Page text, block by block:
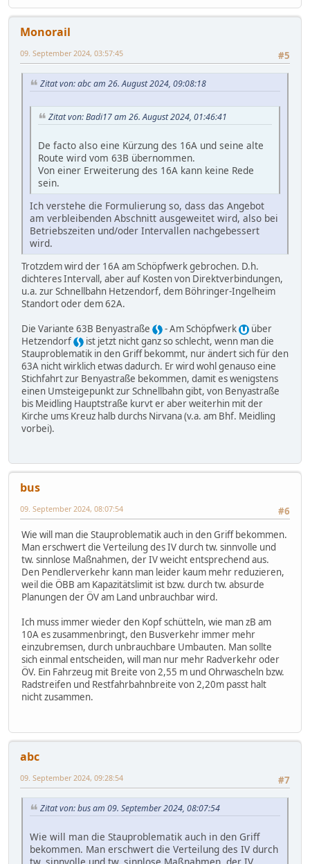
Monorail
#5
09. September 2024, 03:57:45
Zitat von: abc am 26. August 2024, 09:08:18
Zitat von: Badi17 am 26. August 2024, 01:46:41
De facto also eine Kürzung des 16A und seine alte
Route wird vom 63B übernommen.
Von einer Erweiterung des 16A kann keine Rede
sein.
Ich verstehe die Formulierung so, dass das Angebot
am verbleibenden Abschnitt ausgeweitet wird, also bei
Betriebszeiten und/oder Intervallen nachgebessert
wird.
Trotzdem wird der 16A am Schöpfwerk gebrochen. D.h.
dichteres Intervall, aber auf Kosten von Direktverbindungen,
u.a. zur Schnellbahn Hetzendorf, dem Böhringer-Ingelheim
Standort oder dem 62A.
Die Variante 63B Benyastraße
- Am Schöpfwerk
über
Hetzendorf
ist jetzt nicht ganz so schlecht, wenn man die
Stauproblematik in den Griff bekommt, nur ändert sich für den
63A nicht wirklich etwas dadurch. Er wird wohl genauso eine
Stichfahrt zur Benyastraße bekommen, damit es wenigstens
einen Umsteigepunkt zur Schnellbahn gibt, von Benyastraße
bis Meidling Hauptstraße kurvt er aber weiterhin mit der
Kirche ums Kreuz halb durchs Nirvana (v.a. am Bhf. Meidling
vorbei).
bus
#6
09. September 2024, 08:07:54
Wie will man die Stauproblematik auch in den Griff bekommen.
Man erschwert die Verteilung des IV durch tw. sinnvolle und
tw. sinnlose Maßnahmen, der IV weicht entsprechend aus.
Den Pendlerverkehr kann man leider kaum mehr reduzieren,
weil die ÖBB am Kapazitätslimit ist bzw. durch tw. absurde
Planungen der ÖV am Land unbrauchbar wird.
Ich muss immer wieder den Kopf schütteln, wie man zB am
10A es zusammenbringt, den Busverkehr immer mehr
einzubremsen, durch unbrauchbare Umbauten. Man sollte
sich einmal entscheiden, will man nur mehr Radverkehr oder
ÖV. Ein Fahrzeug mit Breite von 2,55 m und Ohrwascheln bzw.
Radstreifen und Restfahrbahnbreite von 2,20m passt halt
nicht zusammen.
abc
#7
09. September 2024, 09:28:54
Zitat von: bus am 09. September 2024, 08:07:54
Wie will man die Stauproblematik auch in den Griff
bekommen. Man erschwert die Verteilung des IV durch